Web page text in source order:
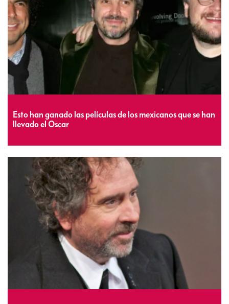
Esto han ganado las películas de los mexicanos que se han
llevado el Oscar